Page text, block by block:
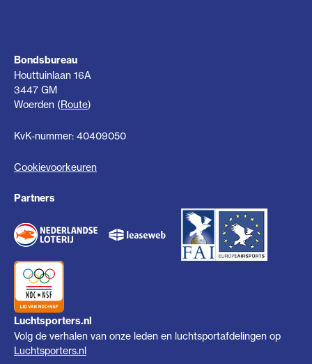
Bondsbureau
Houttuinlaan 16A
3447 GM
Woerden (Route)
KvK-nummer: 40409050
Cookievoorkeuren
Partners
Luchtsporters.nl
Volg de verhalen van onze leden en luchtsportafdelingen op
Luchtsporters.nl